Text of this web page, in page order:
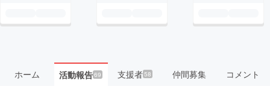
ホーム 活動報告69 支援者58 仲間募集 コメント